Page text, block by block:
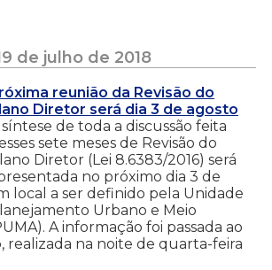
de julho de 2018
reunião da Revisão do
Diretor será dia 3 de agosto
síntese de toda a discussão feita
sete meses de Revisão do
Diretor (Lei 8.6383/2016) será
no próximo dia 3 de
local a ser definido pela Unidade
Urbano e Meio
A informação foi passada ao
realizada na noite de quarta-feira